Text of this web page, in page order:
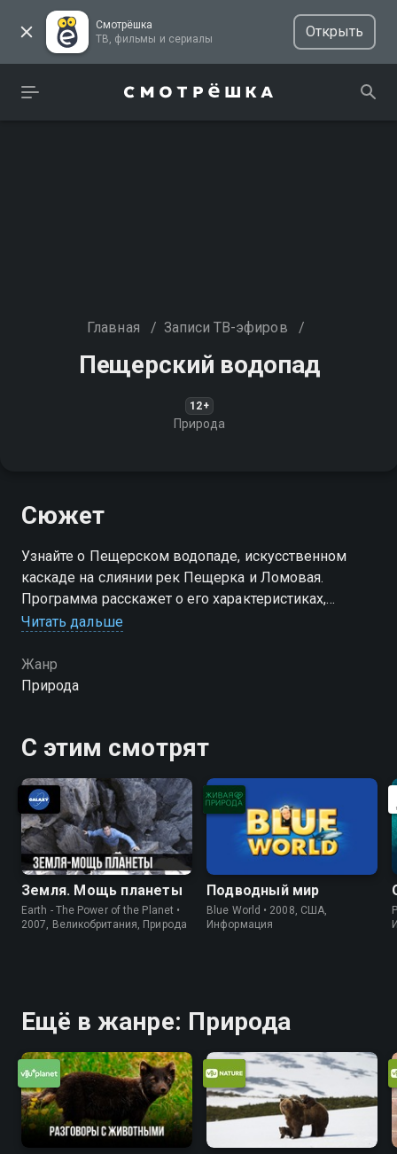
Смотрёшка
ТВ, фильмы и сериалы
Открыть
Главная / Записи ТВ-эфиров /
Пещерский водопад
12+
Природа
Сюжет
Узнайте о Пещерском водопаде, искусственном
каскаде на слиянии рек Пещерка и Ломовая.
Программа расскажет о его характеристиках,
времени наибольшего водного потока и
регионов
Читать дальше
Жанр
Природа
С этим смотрят
Земля. Мощь планеты
Earth - The Power of the Planet •
2007, Великобритания, Природа
Подводный мир
Blue World • 2008, США,
Информация
Ещё в жанре: Природа